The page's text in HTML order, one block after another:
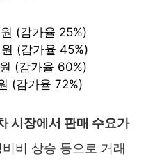
(감가율 25%)
(감가율 45%)
(감가율 60%)
(감가율 72%)
시장에서 판매 수요가
비 상승 등으로 거래